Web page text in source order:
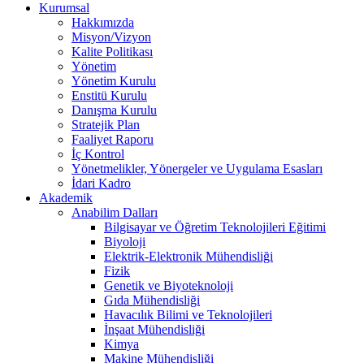
Kurumsal
Hakkımızda
Misyon/Vizyon
Kalite Politikası
Yönetim
Yönetim Kurulu
Enstitü Kurulu
Danışma Kurulu
Stratejik Plan
Faaliyet Raporu
İç Kontrol
Yönetmelikler, Yönergeler ve Uygulama Esasları
İdari Kadro
Akademik
Anabilim Dalları
Bilgisayar ve Öğretim Teknolojileri Eğitimi
Biyoloji
Elektrik-Elektronik Mühendisliği
Fizik
Genetik ve Biyoteknoloji
Gıda Mühendisliği
Havacılık Bilimi ve Teknolojileri
İnşaat Mühendisliği
Kimya
Makine Mühendisliği